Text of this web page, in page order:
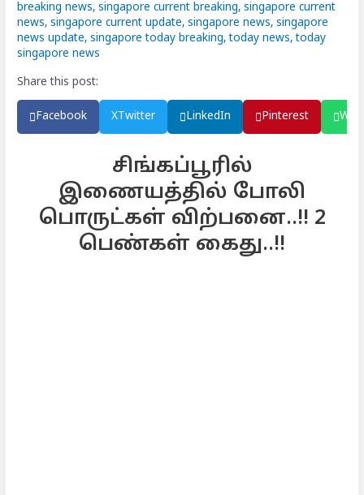
breaking news,singapore current breaking,singapore current
news,singapore current update,singapore news,singapore
news update,singapore today breaking,today news,today
singapore news
Share this post:
Facebook XTwitter LinkedIn Pinterest
சிங்கப்பூரில்
இணையத்தில் போலி
பொருட்கள் விற்பனை..!! 2
பெண்கள் கைது..!!